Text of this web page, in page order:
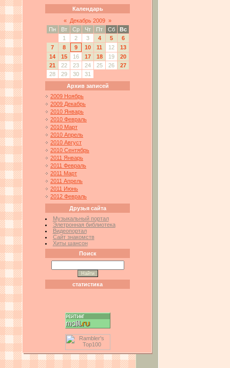
Календарь
« Декабрь 2009 »
Пн
Вт Ср Чт Пт Сб
Вс
1
2 3 4 5
6
7
8 9 10 11 12
13
14
15 16 17 18 19
20
21
22 23 24 25 26
27
28
29 30
31
Архив записей
2009 Ноябрь
2009 Декабрь
2010 Январь
2010 Февраль
2010 Март
2010 Апрель
2010 Август
2010 Сентябрь
2011 Январь
2011 Февраль
2011 Март
2011 Апрель
2011 Июнь
2012 Февраль
Друзья сайта
Музыкальный портал
Элетронная библиотека
Видеопортал
Сайт знакомств
Хиты шансон
Поиск
статистика